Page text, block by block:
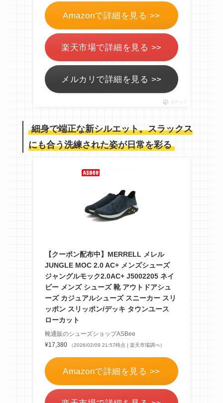
Amazonで詳細を見る >>
楽天市場で詳細を見る >>
メルカリで詳細を見る >>
ポチップ
細身で端正な新シルエット。スラックス
にも合う洗練された姿が日常を彩る
【クーポン配布中】MERRELL メレル
JUNGLE MOC 2.0 AC+ メンズシューズ
ジャングルモック2.0AC+ J5002205 ネイ
ビー メンズ シューズ 靴 アウトドアシュ
ーズ カジュアルシューズ スニーカー スリ
ッポン スリッポン/デッキ タウンユース
ローカット
靴通販のシューズショップASBee
¥17,380
（2026/02/09 21:57時点 | 楽天市場調べ）
Amazonで詳細を見る >>